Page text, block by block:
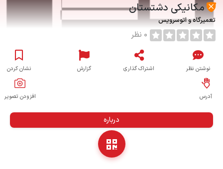
مکانیکی دشتستان
تعمیرگاه و اتوسرویس
0 نظر
نوشتن نظر اشتراک گذاری گزارش نشان کردن
آدرس افزودن تصویر
درباره